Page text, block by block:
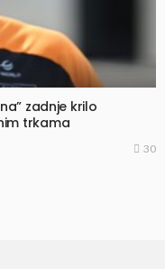
zadnje krilo
trkama
30